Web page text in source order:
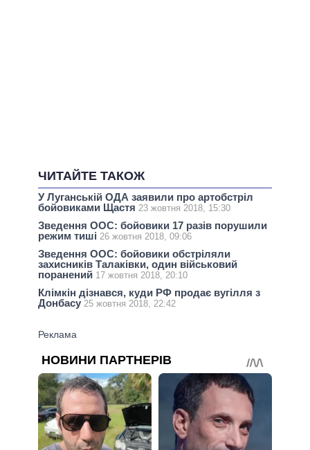
ЧИТАЙТЕ ТАКОЖ
У Луганській ОДА заявили про артобстріл
бойовиками Щастя 23 жовтня 2018, 15:30
Зведення ООС: бойовики 17 разів порушили
режим тиші 26 жовтня 2018, 09:06
Зведення ООС: бойовики обстріляли
захисників Талаківки, один військовий
поранений 17 жовтня 2018, 20:10
Клімкін дізнався, куди РФ продає вугілля з
Донбасу 25 жовтня 2018, 22:42